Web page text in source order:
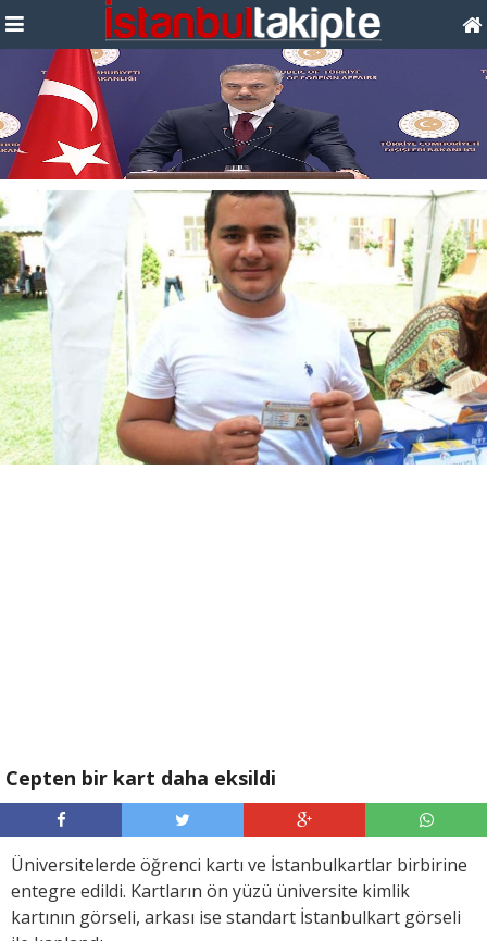
Cepten bir kart daha eksildi
Üniversitelerde öğrenci kartı ve İstanbulkartlar birbirine
entegre edildi. Kartların ön yüzü üniversite kimlik
kartının görseli, arkası ise standart İstanbulkart görseli